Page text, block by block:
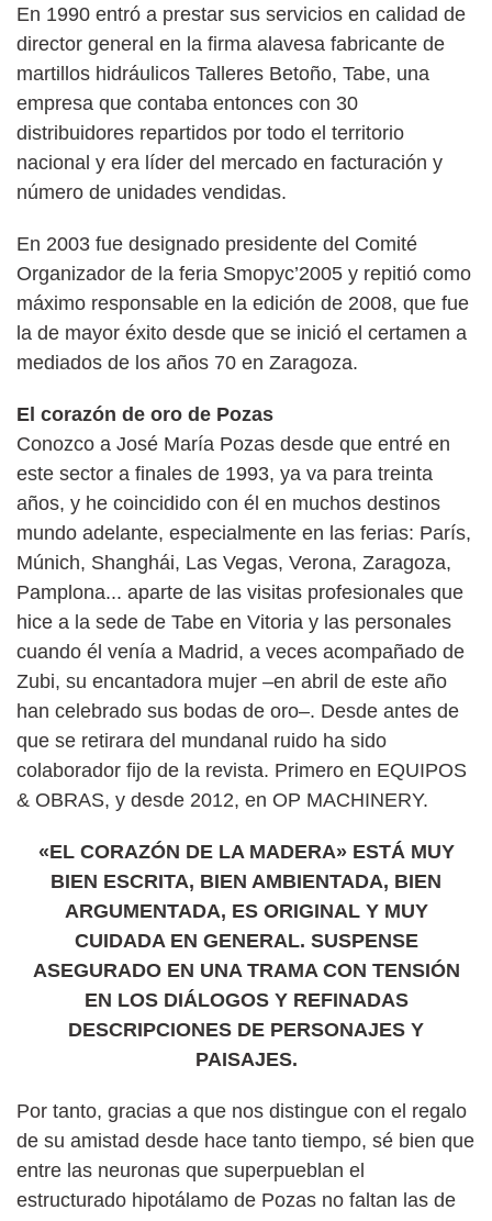
En 1990 entró a prestar sus servicios en calidad de
director general en la firma alavesa fabricante de
martillos hidráulicos Talleres Betoño, Tabe, una
empresa que contaba entonces con 30
distribuidores repartidos por todo el territorio
nacional y era líder del mercado en facturación y
número de unidades vendidas.
En 2003 fue designado presidente del Comité
Organizador de la feria Smopyc’2005 y repitió como
máximo responsable en la edición de 2008, que fue
la de mayor éxito desde que se inició el certamen a
mediados de los años 70 en Zaragoza.
El corazón de oro de Pozas
Conozco a José María Pozas desde que entré en
este sector a finales de 1993, ya va para treinta
años, y he coincidido con él en muchos destinos
mundo adelante, especialmente en las ferias: París,
Múnich, Shanghái, Las Vegas, Verona, Zaragoza,
Pamplona... aparte de las visitas profesionales que
hice a la sede de Tabe en Vitoria y las personales
cuando él venía a Madrid, a veces acompañado de
Zubi, su encantadora mujer –en abril de este año
han celebrado sus bodas de oro–. Desde antes de
que se retirara del mundanal ruido ha sido
colaborador fijo de la revista. Primero en EQUIPOS
& OBRAS, y desde 2012, en OP MACHINERY.
«EL CORAZÓN DE LA MADERA» ESTÁ MUY
BIEN ESCRITA, BIEN AMBIENTADA, BIEN
ARGUMENTADA, ES ORIGINAL Y MUY
CUIDADA EN GENERAL. SUSPENSE
ASEGURADO EN UNA TRAMA CON TENSIÓN
EN LOS DIÁLOGOS Y REFINADAS
DESCRIPCIONES DE PERSONAJES Y
PAISAJES.
Por tanto, gracias a que nos distingue con el regalo
de su amistad desde hace tanto tiempo, sé bien que
entre las neuronas que superpueblan el
estructurado hipotálamo de Pozas no faltan las de